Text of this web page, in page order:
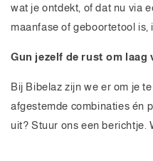
wat je ontdekt, of dat nu via
maanfase of geboortetool is,
Gun jezelf de rust om laag
Bij Bibelaz zijn we er om je
afgestemde combinaties én
uit? Stuur ons een berichtje.